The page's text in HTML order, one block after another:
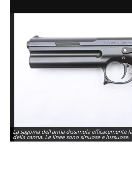
La sagoma dell’arma dissimula efficacemente
della canna. Le linee sono sinuose e lussuose.